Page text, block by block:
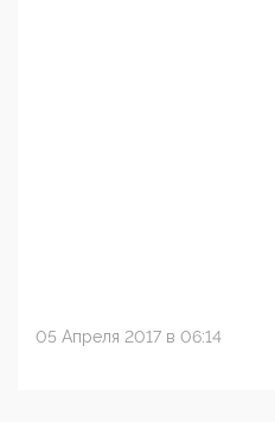
05 Апреля 2017 в 06:14